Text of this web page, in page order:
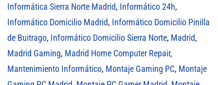
Informática Sierra Norte Madrid, Informático 24h,
Informático Domicilio Madrid, Informático Domicilio Pinilla
de Buitrago, Informático Domicilio Sierra Norte, Madrid,
Madrid Gaming, Madrid Home Computer Repair,
Mantenimiento Informático, Montaje Gaming PC, Montaje